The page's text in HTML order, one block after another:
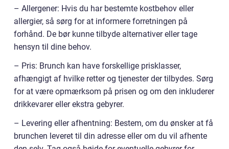
– Allergener: Hvis du har bestemte kostbehov eller
allergier, så sørg for at informere forretningen på
forhånd. De bør kunne tilbyde alternativer eller tage
hensyn til dine behov.
– Pris: Brunch kan have forskellige prisklasser,
afhængigt af hvilke retter og tjenester der tilbydes. Sørg
for at være opmærksom på prisen og om den inkluderer
drikkevarer eller ekstra gebyrer.
– Levering eller afhentning: Bestem, om du ønsker at få
brunchen leveret til din adresse eller om du vil afhente